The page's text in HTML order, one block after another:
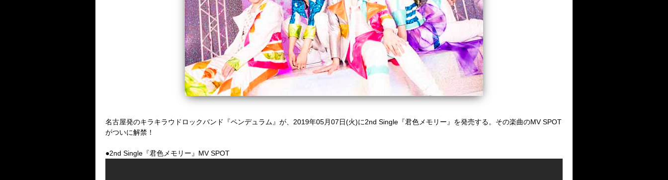
名古屋発のキラキラウドロックバンド『ペンデュラム』が、2019年05月07日(火)に2nd Single『君色メモリー』を発売する。その楽曲のMV SPOT
がついに解禁！
●2nd Single『君色メモリー』MV SPOT